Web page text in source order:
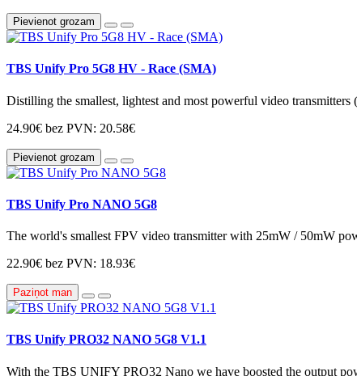
Pievienot grozam
TBS Unify Pro 5G8 HV - Race (SMA)
Distilling the smallest, lightest and most powerful video transmitters
24.90€ bez PVN: 20.58€
Pievienot grozam
TBS Unify Pro NANO 5G8
The world's smallest FPV video transmitter with 25mW / 50mW
22.90€ bez PVN: 18.93€
Paziņot man
TBS Unify PRO32 NANO 5G8 V1.1
With the TBS UNIFY PRO32 Nano we have boosted the output